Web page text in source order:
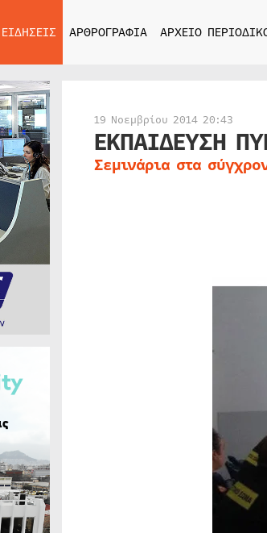
ΕΙΔΗΣΕΙΣ ΑΡΘΡΟΓΡΑΦΙΑ ΑΡΧΕΙΟ
19 Νοεμβρίου 2014 20:43
ΕΚΠΑΙΔΕΥΣΗ
Σεμινάρια στα